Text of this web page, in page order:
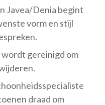
Javea/Denia begint
vorm en stijl
wordt gereinigd om
draad om